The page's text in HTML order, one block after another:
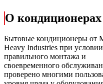
О
Бытовые кондиционеры от
Heavy Industries при условии
правильного монтажа и
своевременного
проверено многими